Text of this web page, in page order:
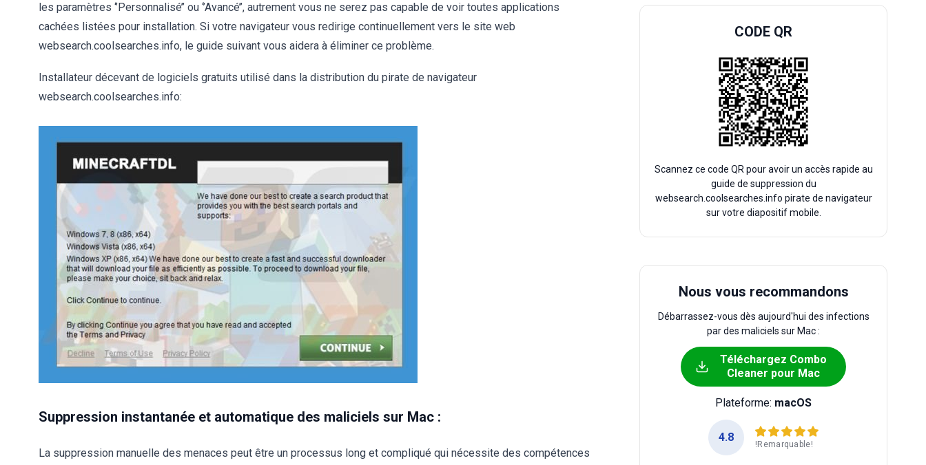
les paramètres ‘’Personnalisé’’ ou ‘’Avancé’’, autrement vous ne serez pas capable de voir toutes applications
cachées listées pour installation. Si votre navigateur vous redirige continuellement vers le site web
websearch.coolsearches.info, le guide suivant vous aidera à éliminer ce problème.
Installateur décevant de logiciels gratuits utilisé dans la distribution du pirate de navigateur
websearch.coolsearches.info:
Suppression instantanée et automatique des maliciels sur Mac :
La suppression manuelle des menaces peut être un processus long et compliqué qui nécessite des compétences
CODE QR
Scannez ce code QR pour avoir un accès rapide au
guide de suppression du
websearch.coolsearches.info pirate de navigateur
sur votre diapositif mobile.
Nous vous recommandons
Débarrassez-vous dès aujourd'hui des infections
par des maliciels sur Mac :
Téléchargez Combo
Cleaner pour Mac
Plateforme: macOS
4.8
!Remarquable!